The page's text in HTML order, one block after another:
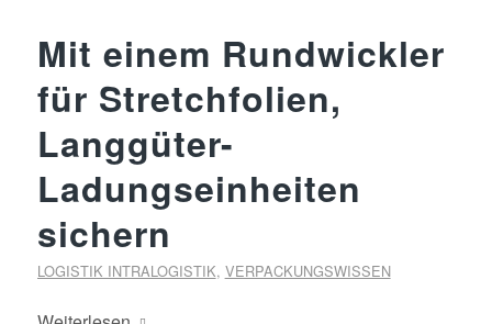
Mit einem Rundwickler
für Stretchfolien,
Langgüter-
Ladungseinheiten
sichern
LOGISTIK INTRALOGISTIK, VERPACKUNGSWISSEN